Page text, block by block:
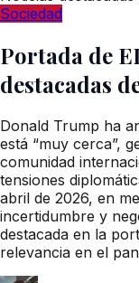
Sociedad
Portada de
destacadas
Donald Trump ha
está “muy cerca”,
comunidad
tensiones
abril de 2026, en
incertidumbre y
destacada en la
relevancia en el